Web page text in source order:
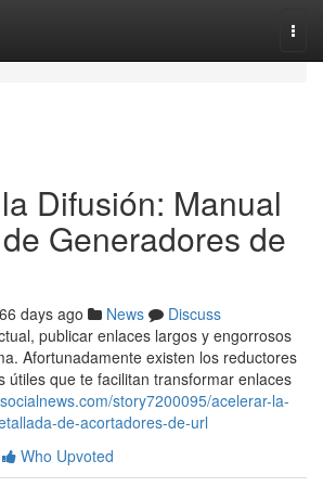
Difusión: Manual
Generadores de
66 days ago News
Discuss
publicar enlaces largos y engorrosos
Afortunadamente existen los reductores
útiles que te facilitan transformar enlaces
story7200095/acelerar-la-
de-acortadores-de-url
Who Upvoted